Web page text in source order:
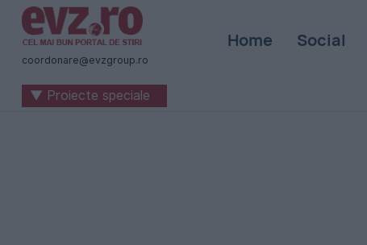
Știri
naționale
internaționale
coordonare@evzgroup.ro
Home Social
▼ Proiecte speciale